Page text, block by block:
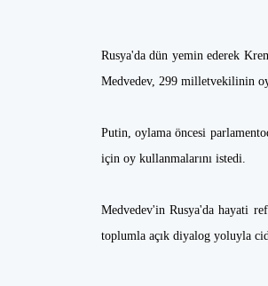
Rusya'da dün yemin ederek
Medvedev, 299 milletvekilinin
Putin, oylama öncesi
için oy kullanmalarını istedi.
Medvedev'in Rusya'da hayati
toplumla açık diyalog yoluyla